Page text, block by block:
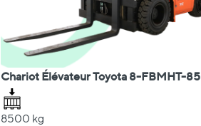
Chariot Élévateur Toyota 8-FBMHT-85
8500 kg